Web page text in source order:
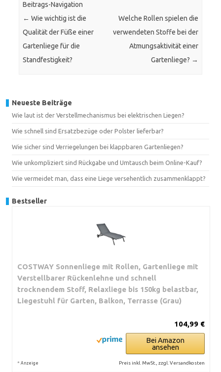
Beitrags-Navigation
← Wie wichtig ist die
Qualität der Füße einer
Gartenliege für die
Standfestigkeit?
Welche Rollen spielen die
verwendeten Stoffe bei der
Atmungsaktivität einer
Gartenliege? →
Neueste Beiträge
Wie laut ist der Verstellmechanismus bei elektrischen Liegen?
Wie schnell sind Ersatzbezüge oder Polster lieferbar?
Wie sicher sind Verriegelungen bei klappbaren Gartenliegen?
Wie unkompliziert sind Rückgabe und Umtausch beim Online-Kauf?
Wie vermeidet man, dass eine Liege versehentlich zusammenklappt?
Bestseller
COSTWAY Sonnenliege mit Rollen, Gartenliege mit
Verstellbarer Rückenlehne und schnell
trocknendem Stoff, Relaxliege bis 150kg belastbar,
Liegestuhl für Garten, Balkon, Terrasse (Grau)
104,99 €
Bei Amazon
ansehen
* Anzeige Preis inkl. MwSt., zzgl. Versandkosten